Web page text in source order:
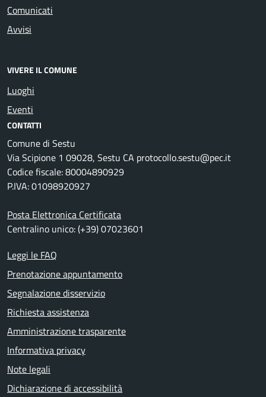
Comunicati
Avvisi
VIVERE IL COMUNE
Luoghi
Eventi
CONTATTI
Comune di Sestu
Via Scipione 1 09028, Sestu CA protocollo.sestu@pec.it
Codice fiscale: 80004890929
P.IVA: 01098920927
Posta Elettronica Certificata
Centralino unico: (+39) 07023601
Leggi le FAQ
Prenotazione appuntamento
Segnalazione disservizio
Richiesta assistenza
Amministrazione trasparente
Informativa privacy
Note legali
Dichiarazione di accessibilità